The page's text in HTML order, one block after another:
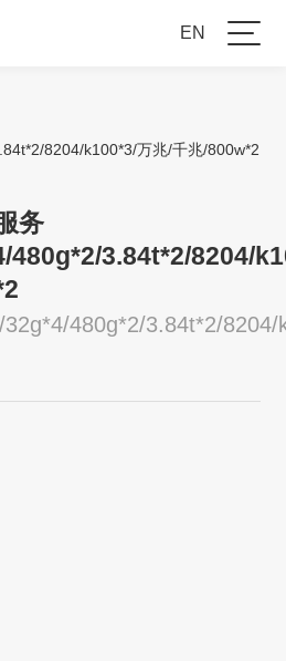
EN
8204/k100*3/万兆/千兆/800w*2
务
480g*2/3.84t*2/8204/
480g*2/3.84t*2/8204/